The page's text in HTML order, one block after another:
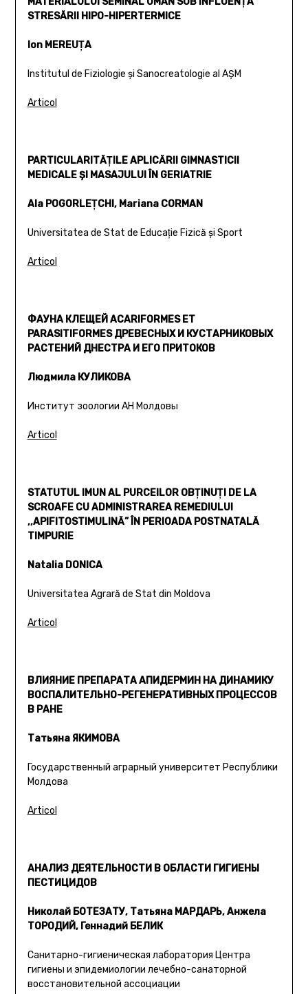
STRESĂRII HIPO-HIPERTERMICE
Ion MEREUŢA
Institutul de Fiziologie şi Sanocreatologie al AŞM
Articol
PARTICULARITĂŢILE APLICĂRII GIMNASTICII
MEDICALE ŞI MASAJULUI ÎN GERIATRIE
Ala POGORLEŢCHI, Mariana CORMAN
Universitatea de Stat de Educaţie Fizică şi Sport
Articol
ФАУНА КЛЕЩЕЙ ACARIFORMES ET
PARASITIFORMES ДРЕВЕСНЫХ И КУСТАРНИКОВЫХ
РАСТЕНИЙ ДНЕСТРА И ЕГО ПРИТОКОВ
Людмила КУЛИКОВА
Институт зоологии АН Молдовы
Articol
STATUTUL IMUN AL PURCEILOR OBŢINUŢI DE LA
SCROAFE CU ADMINISTRAREA REMEDIULUI
,,APIFITOSTIMULINĂ” ÎN PERIOADA POSTNATALĂ
TIMPURIE
Natalia DONICA
Universitatea Agrară de Stat din Moldova
Articol
ВЛИЯНИЕ ПРЕПАРАТА АПИДЕРМИН НА ДИНАМИКУ
ВОСПАЛИТЕЛЬНО-РЕГЕНЕРАТИВНЫХ ПРОЦЕССОВ
В РАНЕ
Татьянa ЯКИМОВА
Государственный аграрный университет Республики
Молдова
Articol
АНАЛИЗ ДЕЯТЕЛЬНОСТИ В ОБЛАСТИ ГИГИЕНЫ
ПЕСТИЦИДОВ
Николай БОТЕЗАТУ, Татьяна МАРДАРЬ, Анжела
ТОРОДИЙ, Геннадий БЕЛИК
Санитарно-гигиеническая лаборатория Центра
гигиены и эпидемиологии лечебно-санаторной
восстановительной ассоциации